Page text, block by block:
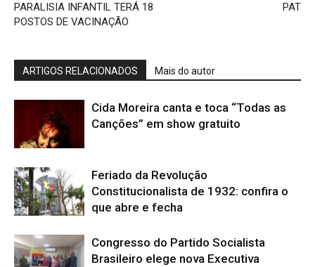
PARALISIA INFANTIL TERÁ 18
POSTOS DE VACINAÇÃO
PAT
ARTIGOS RELACIONADOS Mais do autor
Cida Moreira canta e toca “Todas as
Canções” em show gratuito
Feriado da Revolução
Constitucionalista de 1932: confira o
que abre e fecha
Congresso do Partido Socialista
Brasileiro elege nova Executiva